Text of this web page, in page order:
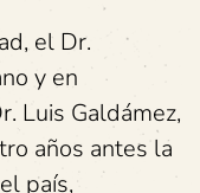
el Dr.
y en
Luis Galdámez,
años antes la
país,